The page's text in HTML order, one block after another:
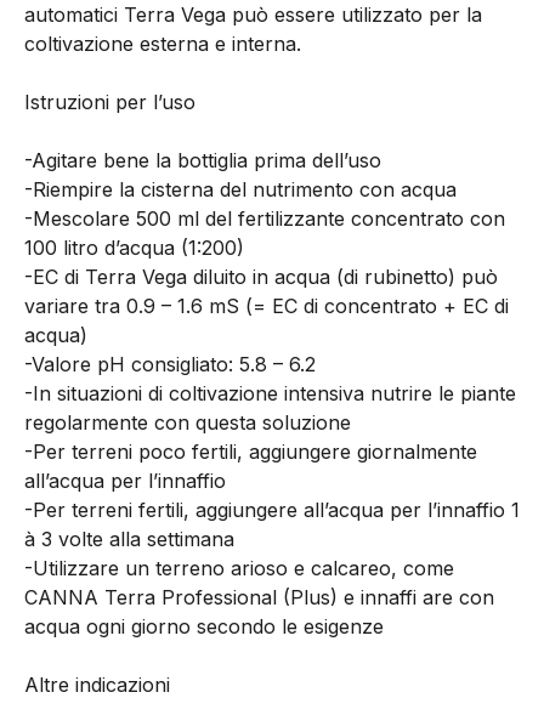
automatici Terra Vega può essere utilizzato per la
coltivazione esterna e interna.
Istruzioni per l’uso
-Agitare bene la bottiglia prima dell’uso
-Riempire la cisterna del nutrimento con acqua
-Mescolare 500 ml del fertilizzante concentrato con
100 litro d’acqua (1:200)
-EC di Terra Vega diluito in acqua (di rubinetto) può
variare tra 0.9 – 1.6 mS (= EC di concentrato + EC di
acqua)
-Valore pH consigliato: 5.8 – 6.2
-In situazioni di coltivazione intensiva nutrire le piante
regolarmente con questa soluzione
-Per terreni poco fertili, aggiungere giornalmente
all’acqua per l’innaffio
-Per terreni fertili, aggiungere all’acqua per l’innaffio 1
à 3 volte alla settimana
-Utilizzare un terreno arioso e calcareo, come
CANNA Terra Professional (Plus) e innaffi are con
acqua ogni giorno secondo le esigenze
Altre indicazioni